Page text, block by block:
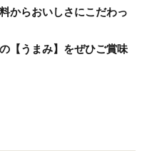
からおいしさにこだわっ
【うまみ】をぜひご賞味